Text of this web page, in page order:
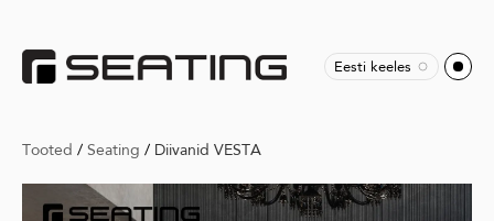
Eesti keeles
Tooted / Seating / Diivanid VESTA